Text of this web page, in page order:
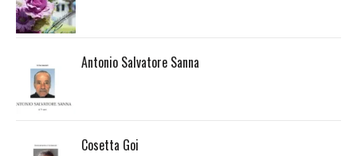
Antonio Salvatore Sanna
Cosetta Goi